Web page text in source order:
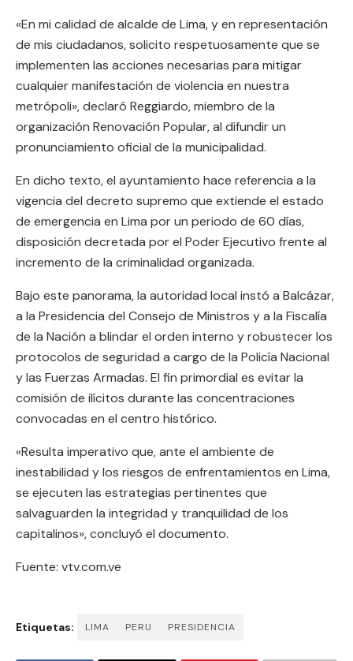
«En mi calidad de alcalde de Lima, y en representación
de mis ciudadanos, solicito respetuosamente que se
implementen las acciones necesarias para mitigar
cualquier manifestación de violencia en nuestra
metrópoli», declaró Reggiardo, miembro de la
organización Renovación Popular, al difundir un
pronunciamiento oficial de la municipalidad.
En dicho texto, el ayuntamiento hace referencia a la
vigencia del decreto supremo que extiende el estado
de emergencia en Lima por un periodo de 60 días,
disposición decretada por el Poder Ejecutivo frente al
incremento de la criminalidad organizada.
Bajo este panorama, la autoridad local instó a Balcázar,
a la Presidencia del Consejo de Ministros y a la Fiscalía
de la Nación a blindar el orden interno y robustecer los
protocolos de seguridad a cargo de la Policía Nacional
y las Fuerzas Armadas. El fin primordial es evitar la
comisión de ilícitos durante las concentraciones
convocadas en el centro histórico.
«Resulta imperativo que, ante el ambiente de
inestabilidad y los riesgos de enfrentamientos en Lima,
se ejecuten las estrategias pertinentes que
salvaguarden la integridad y tranquilidad de los
capitalinos», concluyó el documento.
Fuente: vtv.com.ve
Etiquetas: LIMA PERU PRESIDENCIA